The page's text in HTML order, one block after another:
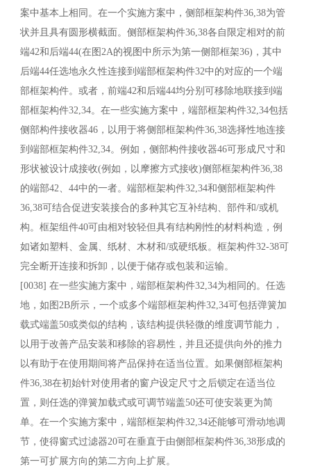
案中基本上相同。在一个实施方案中，侧部框架构件36,38为管
状并且具有圆形横截面。侧部框架构件36,38各自限定相对的前
端42和后端44(在图2A的视图中所示为第一侧部框架36)，其中
后端44任选地永久性连接到端部框架构件32中的对应的一个端
部框架构件。或者，前端42和后端44均分别可移除地联接到端
部框架构件32,34。在一些实施方案中，端部框架构件32,34包括
侧部构件接收器46，以用于将侧部框架构件36,38选择性地连接
到端部框架构件32,34。例如，侧部构件接收器46可形成尺寸和
形状被设计成接收(例如，以摩擦方式接收)侧部框架构件36,38
的端部42、44中的一者。端部框架构件32,34和侧部框架构件
36,38可结合促进安装接合的多种其它互补结构、部件和/或机
构。框架组件40可由相对较轻但具有结构刚性的材料构造，例
如诸如塑料、金属、纸材、木材和/或硬纸板。框架构件32-38可
完全断开连接和拆卸，以便于储存或包装和运输。
[0038] 在一些实施方案中，端部框架构件32,34为相同的。任选
地，如图2B所示，一个或多个端部框架构件32,34可包括弹簧加
载式端盖50或类似的结构，该结构提供轻微的维度调节能力，
以用于改善产品安装和移除的容易性，并且还提供向外的推力
以有助于在使用期间将产品保持在适当位置。如果侧部框架构
件36,38在初始针对使用者的窗户设定尺寸之后锁定在适当位
置，则任选的弹簧加载式或可调节端盖50还可使安装更为简
单。在一个实施方案中，端部框架构件32,34还能够可滑动地调
节，使得窗式过滤器20可在垂直于由侧部框架构件36,38形成的
第一可扩展方向的第二方向上扩展。